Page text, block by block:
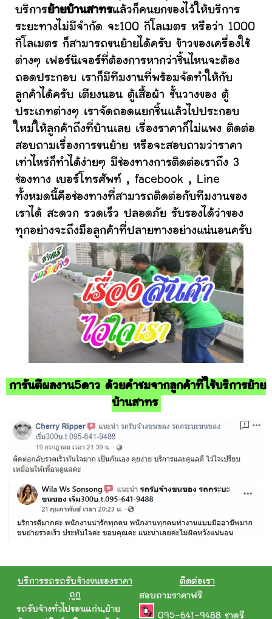
บริการย้ายบ้านสาทรแล้วก็คนยกของไว้ให้บริการ
ระยะทางไม่มีจำกัด จะ100 กิโลเมตร หรือว่า 1000
กิโลเมตร ก็สามารถขนย้ายได้ครับ ข้าวของเครื่องใช้
ต่างๆ เฟอร์นิเจอร์ที่ต้องการหากว่าชิ้นไหนจะต้อง
ถอดประกอบ เราก็มีทีมงานที่พร้อมจัดทำให้กับ
ลูกค้าได้ครับ เตียงนอน ตู้เสื้อผ้า ชั้นวางของ ตู้
ประเภทต่างๆ เราจัดถอดแยกชิ้นแล้วไปประกอบ
ใหม่ให้ลูกค้าถึงที่บ้านเลย เรื่องราคาก็ไม่แพง ติดต่อ
สอบถามเรื่องการขนย้าย หรือจะสอบถามว่าราคา
เท่าไหร่ก็ทำได้ง่ายๆ มีช่องทางการติดต่อเราถึง 3
ช่องทาง เบอร์โทรศัพท์ , facebook , Line
ทั้งหมดนี้คือช่องทางที่สามารถติดต่อกับทีมงานของ
เราได้ สะดวก รวดเร็ว ปลอดภัย รับรองได้ว่าของ
ทุกอย่างจะถึงมือลูกค้าที่ปลายทางอย่างแน่นอนครับ
การันตีผลงาน5ดาว ด้วยคำชมจากลูกค้าที่ใช้บริการย้าย
บ้านสาทร
บริการรถรถรับจ้างขนของราคา
ถูก
รถรับจ้างทั่วไปขอนแก่น,ย้าย
ติดต่อเรา
สอบถามราคาฟรี
095-641-9488 ชาตรี